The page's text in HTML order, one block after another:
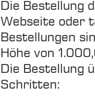
Die Bestellung
Webseite oder
Bestellungen
Höhe von
Die Bestellung
Schritten: